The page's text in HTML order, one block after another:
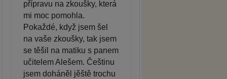
přípravu na zkoušky, která
mi moc pomohla.
Pokaždé, když jsem šel
na vaše zkoušky, tak jsem
se těšil na matiku s panem
učitelem Alešem. Češtinu
jsem doháněl jěště trochu